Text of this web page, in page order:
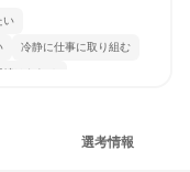
い
冷静に仕事に取り組む
けられる
選考情報